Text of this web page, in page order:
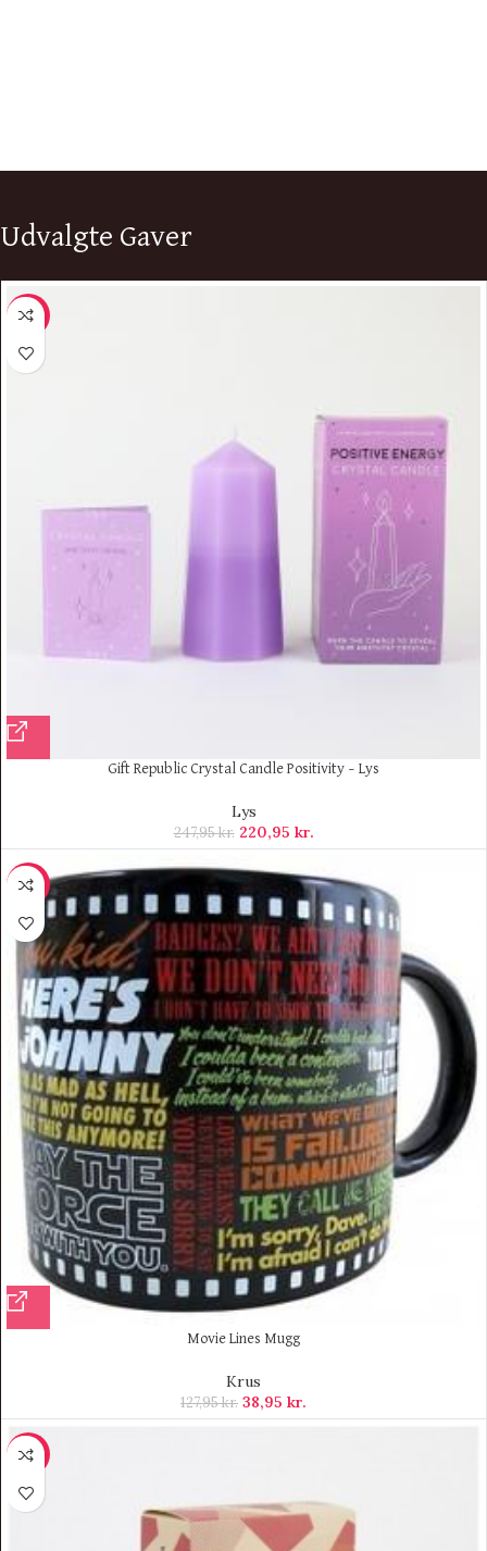
Udvalgte Gaver
-11%
Gift Republic Crystal Candle Positivity – Lys
Lys
247,95kr. 220,95 kr.
-70%
Movie Lines Mugg
Krus
127,95kr. 38,95 kr.
-10%